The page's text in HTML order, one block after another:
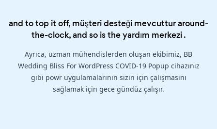
and to top it off, müşteri desteği mevcuttur around-
the-clock, and so is theyardım merkezi.
Ayrıca, uzman mühendislerden oluşan ekibimiz, BB
Wedding Bliss For WordPress COVID-19 Popup cihazınız
gibi powr uygulamalarının sizin için çalışmasını
sağlamak için gece gündüz çalışır.